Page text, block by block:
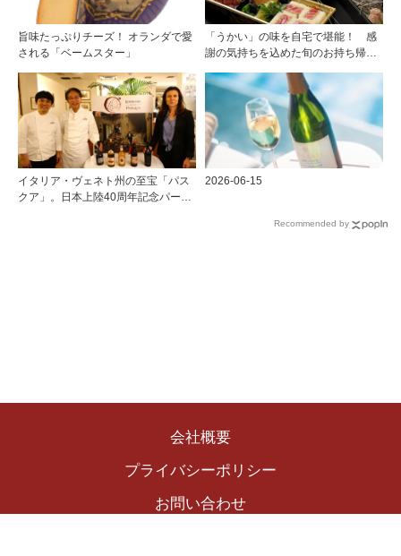
旨味たっぷりチーズ！ オランダで愛
される「ベームスター」
「うかい」の味を自宅で堪能！ 感
謝の気持ちを込めた旬のお持ち帰り
イタリア・ヴェネト州の至宝「パス
クア」。日本上陸40周年記念パーテ
2026-06-15
Recommended by
会社概要
プライバシーポリシー
お問い合わせ